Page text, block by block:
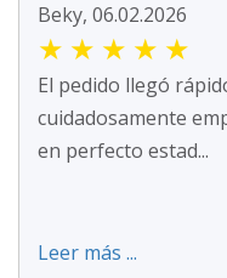
Beky, 06.02.2026
★ ★ ★ ★ ★
El pedido llegó
cuidadosamente
en perfecto estad...
Leer más ...